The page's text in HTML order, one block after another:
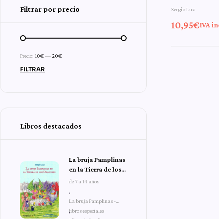
Sergio Luz
10,95€IVA
Filtrar por precio
FILTRAR
Precio: 10€— 20€
Libros destacados
La bruja Pamplinas
en la Tierra de los
Dragones
de 7 a 14 años
,
La bruja Pamplinas -
libros especiales
,